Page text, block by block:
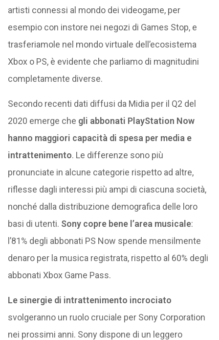
artisti connessi al mondo dei videogame, per
esempio con instore nei negozi di Games Stop, e
trasferiamole nel mondo virtuale dell’ecosistema
Xbox o PS, è evidente che parliamo di magnitudini
completamente diverse.
Secondo recenti dati diffusi da Midia per il Q2 del
2020 emerge che gli abbonati PlayStation Now
hanno maggiori capacità di spesa per media e
intrattenimento. Le differenze sono più
pronunciate in alcune categorie rispetto ad altre,
riflesse dagli interessi più ampi di ciascuna società,
nonché dalla distribuzione demografica delle loro
basi di utenti. Sony copre bene l’area musicale:
l’81% degli abbonati PS Now spende mensilmente
denaro per la musica registrata, rispetto al 60% degli
abbonati Xbox Game Pass.
Le sinergie di intrattenimento incrociato
svolgeranno un ruolo cruciale per Sony Corporation
nei prossimi anni. Sony dispone di un leggero